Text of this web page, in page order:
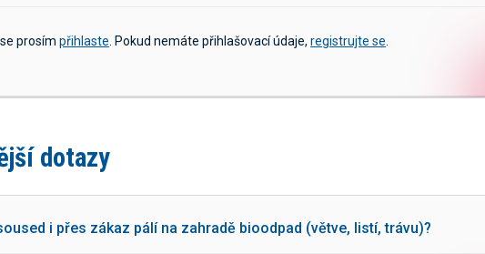
prosím přihlaste . Pokud nemáte přihlašovací údaje, registrujte se
dotazy
i přes zákaz pálí na zahradě bioodpad (větve, listí, trávu)?